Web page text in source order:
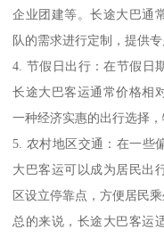
企业团建等。长途大巴通
队的需求进行定制，提供专
4. 节假日出行：在节假日
长途大巴客运通常价格相
一种经济实惠的出行选择
5. 农村地区交通：在一些
大巴客运可以成为居民出
区设立停靠点，方便居民乘
总的来说，长途大巴客运